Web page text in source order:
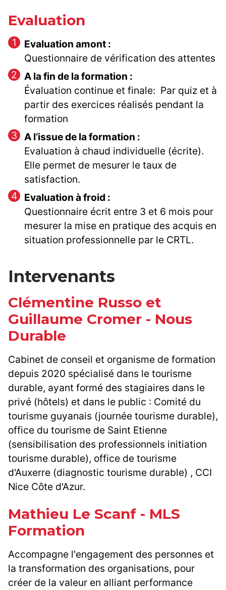
Evaluation
Evaluation amont :
Questionnaire de vérification des attentes
A la fin de la formation :
Évaluation continue et finale: Par quiz et à
partir des exercices réalisés pendant la
formation
A l’issue de la formation :
Evaluation à chaud individuelle (écrite).
Elle permet de mesurer le taux de
satisfaction.
Evaluation à froid :
Questionnaire écrit entre 3 et 6 mois pour
mesurer la mise en pratique des acquis en
situation professionnelle par le CRTL.
Intervenants
Clémentine Russo et
Guillaume Cromer - Nous
Durable
Cabinet de conseil et organisme de formation
depuis 2020 spécialisé dans le tourisme
durable, ayant formé des stagiaires dans le
privé (hôtels) et dans le public : Comité du
tourisme guyanais (journée tourisme durable),
office du tourisme de Saint Etienne
(sensibilisation des professionnels initiation
tourisme durable), office de tourisme
d'Auxerre (diagnostic tourisme durable) , CCI
Nice Côte d'Azur.
Mathieu Le Scanf - MLS
Formation
Accompagne l'engagement des personnes et
la transformation des organisations, pour
créer de la valeur en alliant performance